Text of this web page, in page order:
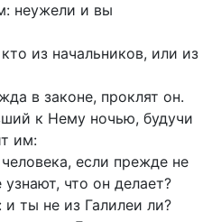
неужели и вы
из начальников, или из
в законе, проклят он.
к Нему ночью, будучи
им:
если прежде не
что он делает?
и ты не из Галилеи ли?